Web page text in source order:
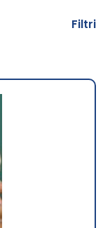
Filtri